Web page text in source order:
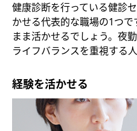
健康診断を行っている健診
かせる代表的な職場の1つ
まま活かせるでしょう。夜
ライフバランスを重視する
経験を活かせる